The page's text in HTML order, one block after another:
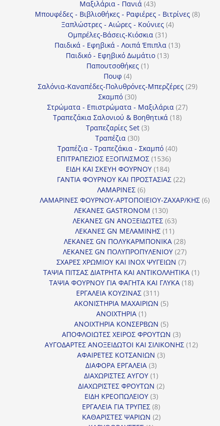
Μαξιλάρια - Πανιά 4343
προϊόντα
Μπουφέδες - Βιβλιοθήκες - Ραφιέρες - Βιτρίνες 88
Ξαπλώστρες - Αιώρες - Κούνιες 44
Ομπρέλες-Βάσεις-Κιόσκια 3131
προϊόντα
Παιδικά - Εφηβικά - Λοιπά Έπιπλα 1313
Παιδικό - Εφηβικό Δωμάτιο 1313
Παπουτσοθήκες 11
Πουφ 44
προϊόντα
Σαλόνια-Καναπέδες-Πολυθρόνες-Μπερζέρες 2929
Σκαμπό 3030
προϊόντα
Στρώματα - Επιστρώματα - Μαξιλάρια 2727
Τραπεζάκια Σαλονιού & Βοηθητικά 1818
Τραπεζαρίες Set 33
Τραπέζια 3030
προϊόντα
Τραπέζια - Τραπεζάκια - Σκαμπό 4040
ΕΠΙΤΡΑΠΕΖΙΟΣ ΕΞΟΠΛΙΣΜΟΣ 15361536
προϊόντα
ΕΙΔΗ ΚΑΙ ΣΚΕΥΗ ΦΟΥΡΝΟΥ 184184
προϊόντα
ΓΑΝΤΙΑ ΦΟΥΡΝΟΥ ΚΑΙ ΠΡΟΣΤΑΣΙΑΣ 2222
ΛΑΜΑΡΙΝΕΣ 66
προϊόντα
ΛΑΜΑΡΙΝΕΣ ΦΟΥΡΝΟΥ-ΑΡΤΟΠΟΙΕΙΟΥ-ΖΑΧΑΡ/ΚΗΣ 66
ΛΕΚΑΝΕΣ GASTRONOM 130130
προϊόντα
ΛΕΚΑΝΕΣ GN ΑΝΟΞΕΙΔΩΤΕΣ 6363
ΛΕΚΑΝΕΣ GN ΜΕΛΑΜΙΝΗΣ 1111
προϊόντα
ΛΕΚΑΝΕΣ GN ΠΟΛΥΚΑΡΜΠΟΝΙΚΑ 2828
προϊόντα
ΛΕΚΑΝΕΣ GN ΠΟΛΥΠΡΟΠΥΛΕΝΙΟΥ 2727
προϊόντα
ΣΧΑΡΕΣ ΧΡΩΜΙΟΥ ΚΑΙ INOX ΨΥΓΕΙΩΝ 77
προϊόντα
ΤΑΨΙΑ ΠΙΤΣΑΣ ΔΙΑΤΡΗΤΑ ΚΑΙ ΑΝΤΙΚΟΛΛΗΤΙΚΑ 11
ΤΑΨΙΑ ΦΟΥΡΝΟΥ ΓΙΑ ΦΑΓΗΤΑ ΚΑΙ ΓΛΥΚΑ 1818
ΕΡΓΑΛΕΙΑ ΚΟΥΖΙΝΑΣ 311311
προϊόντα
ΑΚΟΝΙΣΤΗΡΙΑ ΜΑΧΑΙΡΙΩΝ 55
ΑΝΟΙΧΤΗΡΙΑ 11
προϊόν
ΑΝΟΙΧΤΗΡΙΑ ΚΟΝΣΕΡΒΩΝ 55
προϊόντα
ΑΠΟΦΛΟΙΩΤΕΣ ΧΕΙΡΟΣ ΦΡΟΥΤΩΝ 33
προϊόντα
ΑΥΓΟΔΑΡΤΕΣ ΑΝΟΞΕΙΔΩΤΟΙ ΚΑΙ ΣΙΛΙΚΟΝΗΣ 1212
ΑΦΑΙΡΕΤΕΣ ΚΟΤΣΑΝΙΩΝ 33
ΔΙΑΦΟΡΑ ΕΡΓΑΛΕΙΑ 33
προϊόντα
ΔΙΑΧΩΡΙΣΤΕΣ ΑΥΓΟΥ 11
προϊόν
ΔΙΑΧΩΡΙΣΤΕΣ ΦΡΟΥΤΩΝ 22
ΕΙΔΗ ΚΡΕΟΠΩΛΕΙΟΥ 33
προϊόντα
ΕΡΓΑΛΕΙΑ ΓΙΑ ΤΡΥΠΕΣ 88
προϊόντα
ΚΑΘΑΡΙΣΤΕΣ ΨΑΡΙΩΝ 22